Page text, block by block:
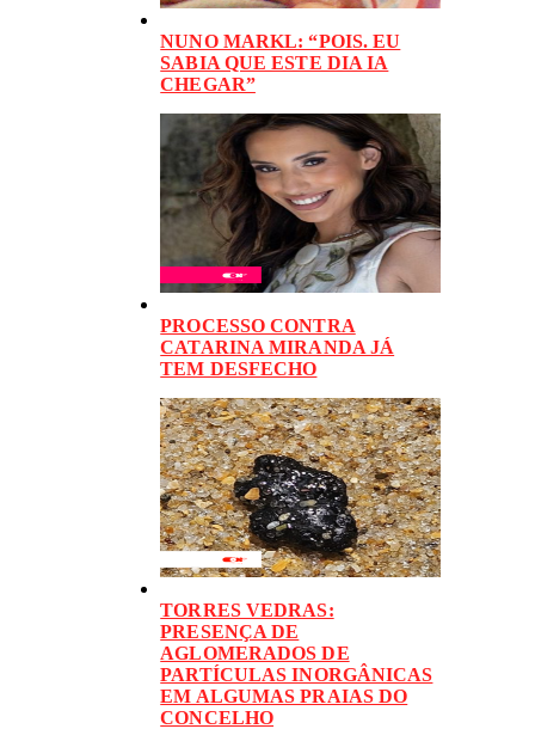
NUNO MARKL: “POIS. EU
SABIA QUE ESTE DIA IA
CHEGAR”
PROCESSO CONTRA
CATARINA MIRANDA JÁ
TEM DESFECHO
TORRES VEDRAS:
PRESENÇA DE
AGLOMERADOS DE
PARTÍCULAS INORGÂNICAS
EM ALGUMAS PRAIAS DO
CONCELHO